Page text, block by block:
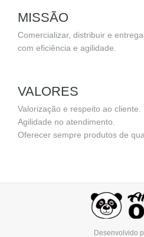
MISSÃO
Comercializar, distribuir e
com eficiência e agilidade.
VALORES
Valorização e respeito ao cliente.
Agilidade no atendimento.
Oferecer sempre produtos de
Desenvolvido